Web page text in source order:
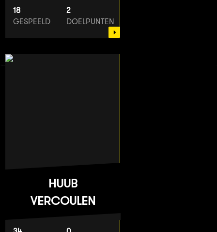
18
GESPEELD
2
DOELPUNTEN
HUUB
VERCOULEN